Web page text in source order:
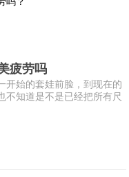
疲劳吗
开始的套娃前脸，到现在的
不知道是不是已经把所有尺